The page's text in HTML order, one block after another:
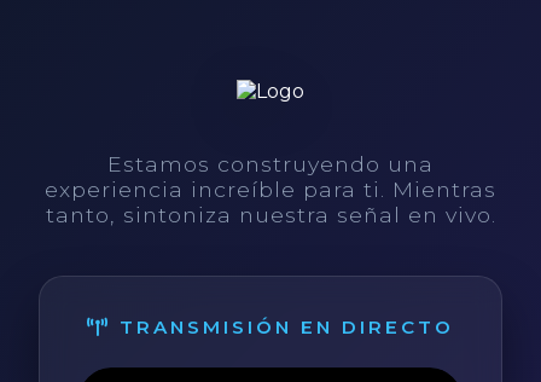
Estamos construyendo una
experiencia increíble para ti. Mientras
tanto, sintoniza nuestra señal en vivo.
TRANSMISIÓN EN DIRECTO